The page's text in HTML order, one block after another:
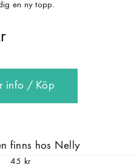
en ny topp.
info / Köp
finns hos Nelly
45 kr